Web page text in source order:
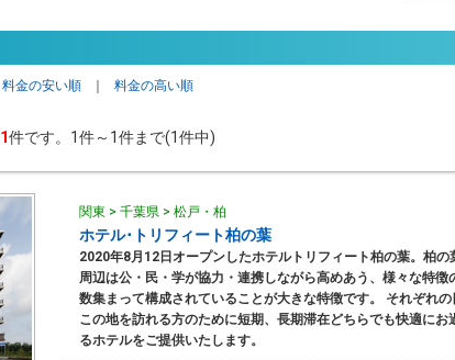
料金の安い順 料金の高い順
1件です。1件～1件まで(1件中)
関東 > 千葉県 > 松戸・柏
ホテル･トリフィート柏の葉
2020年8月12日オープンしたホテルトリフィート柏の葉。柏の
周辺は公・民・学が協力・連携しながら高めあう、様々な特徴
数集まって構成されていることが大きな特徴です。 それぞれ
この地を訪れる方のために短期、長期滞在どちらでも快適にお
るホテルをご提供いたします。